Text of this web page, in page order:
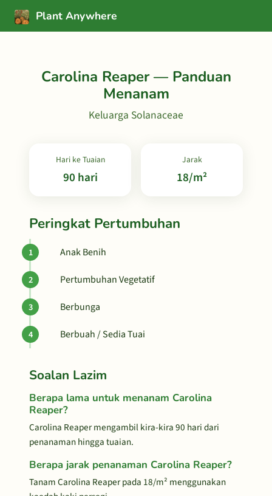
Plant Anywhere
Carolina Reaper — Panduan
Menanam
Keluarga Solanaceae
Hari ke Tuaian
90 hari
Jarak
18/m²
Peringkat Pertumbuhan
Anak Benih
Pertumbuhan Vegetatif
Berbunga
Berbuah / Sedia Tuai
Soalan Lazim
Berapa lama untuk menanam Carolina
Reaper?
Carolina Reaper mengambil kira-kira 90 hari dari
penanaman hingga tuaian.
Berapa jarak penanaman Carolina Reaper?
Tanam Carolina Reaper pada 18/m² menggunakan